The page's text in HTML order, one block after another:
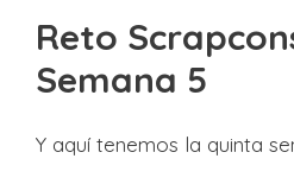
Reto
Semana 5
Y aquí tenemos la quinta